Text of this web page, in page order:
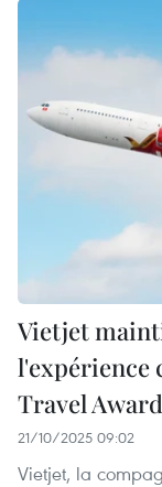
Vietjet
l'expérience
Travel
21/10/2025 09:02
Vietjet, la